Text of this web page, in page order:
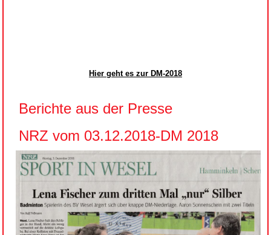
Hier geht es zur DM-2018
Berichte aus der Presse
NRZ vom 03.12.2018-DM 2018